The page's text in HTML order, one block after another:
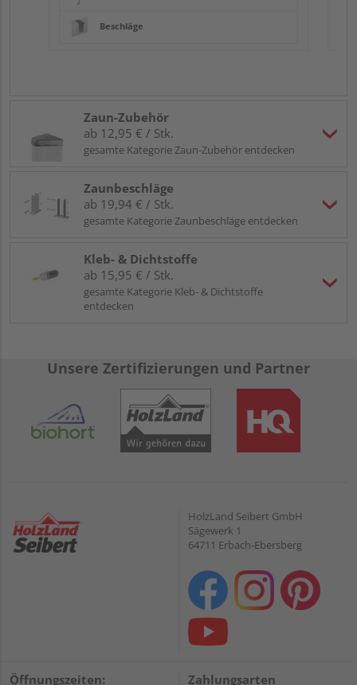
Beschläge
Zaun-Zubehör
ab 12,95 € / Stk.
gesamte Kategorie Zaun-Zubehör entdecken
Zaunbeschläge
ab 19,94 € / Stk.
gesamte Kategorie Zaunbeschläge entdecken
Kleb- & Dichtstoffe
ab 15,95 € / Stk.
gesamte Kategorie Kleb- & Dichtstoffe
entdecken
Unsere Zertifizierungen und Partner
HolzLand Seibert GmbH
Sägewerk 1
64711 Erbach-Ebersberg
Öffnungszeiten: Zahlungsarten